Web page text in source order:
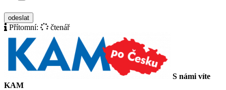
odeslat
Přítomní: čtenář
S námi víte
KAM